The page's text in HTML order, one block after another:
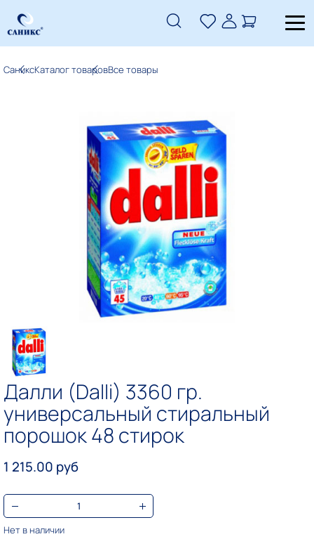
СаниксКаталог товаровВсе товары
Далли (Dalli) 3360 гр.
универсальный стиральный
порошок 48 стирок
1 215.00 руб
Нет в наличии